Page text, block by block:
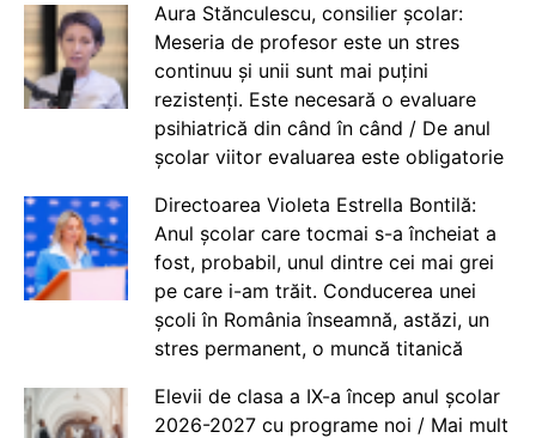
Aura Stănculescu, consilier școlar:
Meseria de profesor este un stres
continuu și unii sunt mai puțini
rezistenți. Este necesară o evaluare
psihiatrică din când în când / De anul
școlar viitor evaluarea este obligatorie
Directoarea Violeta Estrella Bontilă:
Anul școlar care tocmai s-a încheiat a
fost, probabil, unul dintre cei mai grei
pe care i-am trăit. Conducerea unei
școli în România înseamnă, astăzi, un
stres permanent, o muncă titanică
Elevii de clasa a IX-a încep anul școlar
2026-2027 cu programe noi / Mai mult